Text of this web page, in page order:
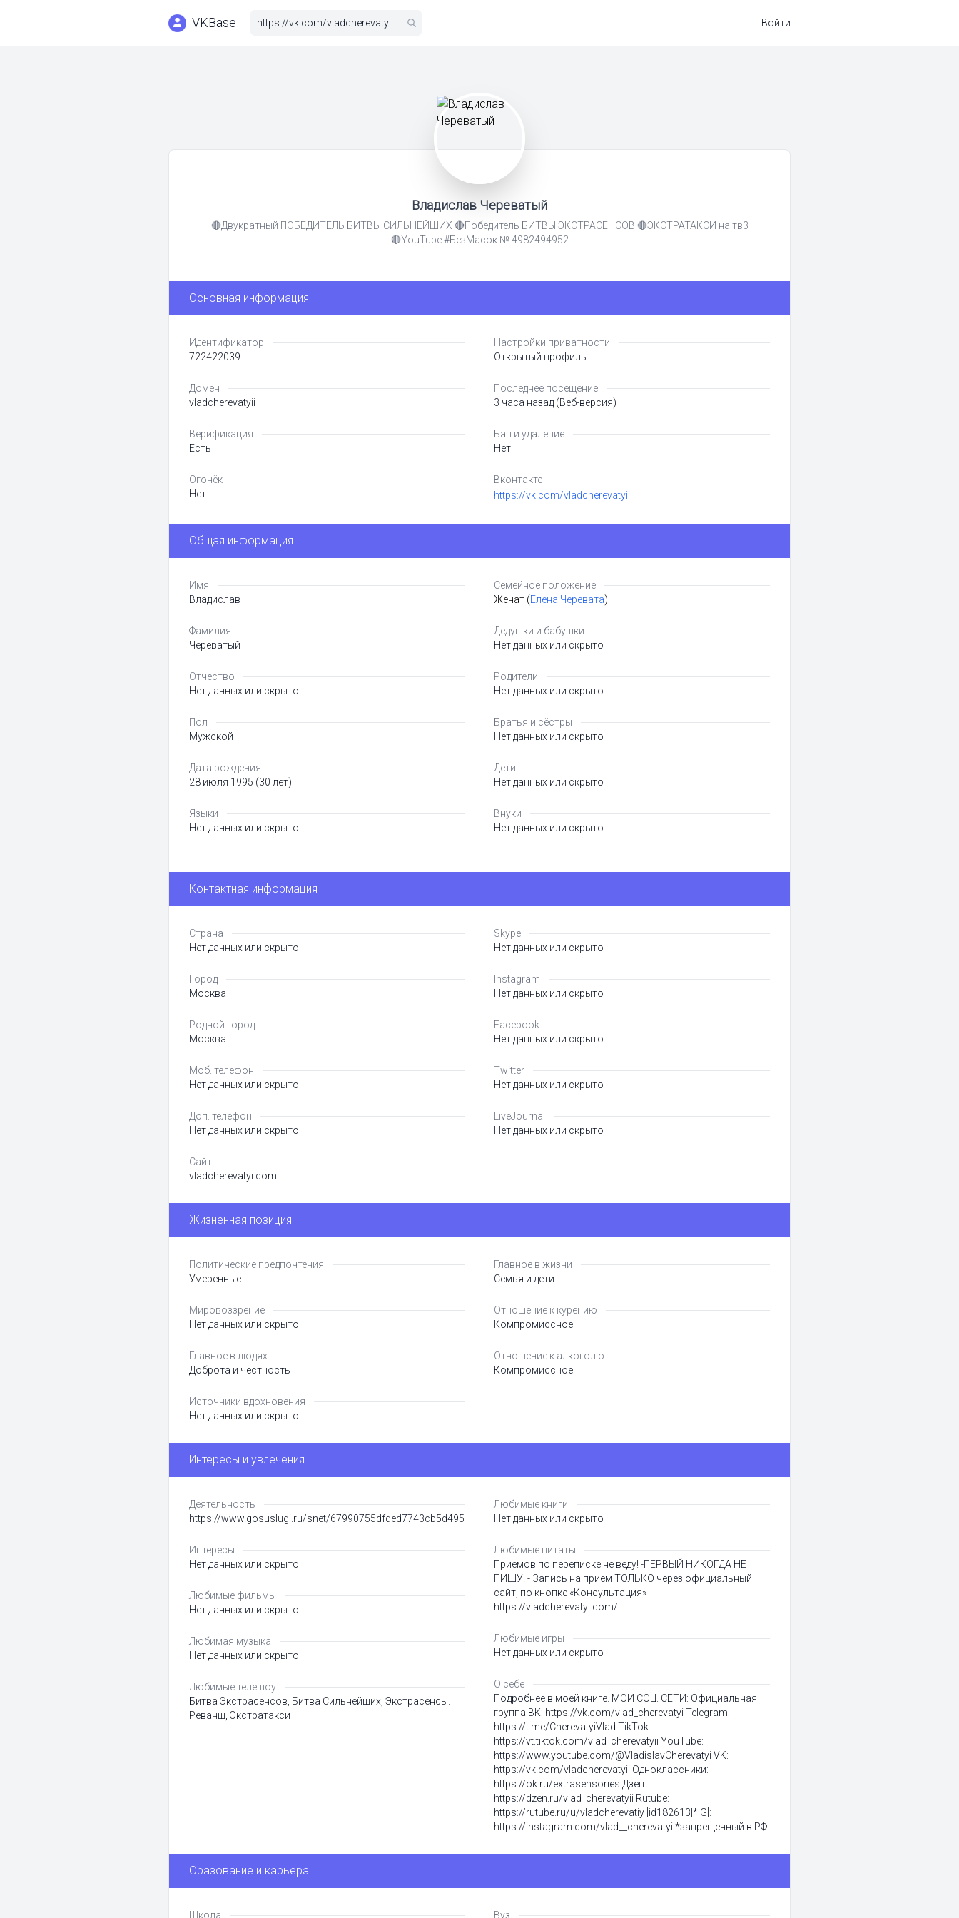
VKBase Войти
Владислав Череватый
🔴Двукратный ПОБЕДИТЕЛЬ БИТВЫ СИЛЬНЕЙШИХ 🔴Победитель БИТВЫ ЭКСТРАСЕНСОВ 🔴ЭКСТРАТАКСИ на тв3
🔴YouTube #БезМасок № 4982494952
Основная информация
Идентификатор
722422039
Домен
vladcherevatyii
Верификация
Есть
Огонёк
Нет
Настройки приватности
Открытый профиль
Последнее посещение
3 часа назад (Веб-версия)
Бан и удаление
Нет
Вконтакте
https://vk.com/vladcherevatyii
Общая информация
Имя
Владислав
Фамилия
Череватый
Отчество
Нет данных или скрыто
Пол
Мужской
Дата рождения
28 июля 1995 (30 лет)
Языки
Нет данных или скрыто
Семейное положение
Женат (Елена Черевата)
Дедушки и бабушки
Нет данных или скрыто
Родители
Нет данных или скрыто
Братья и сёстры
Нет данных или скрыто
Дети
Нет данных или скрыто
Внуки
Нет данных или скрыто
Контактная информация
Страна
Нет данных или скрыто
Город
Москва
Родной город
Москва
Моб. телефон
Нет данных или скрыто
Доп. телефон
Нет данных или скрыто
Сайт
vladcherevatyi.com
Skype
Нет данных или скрыто
Instagram
Нет данных или скрыто
Facebook
Нет данных или скрыто
Twitter
Нет данных или скрыто
LiveJournal
Нет данных или скрыто
Жизненная позиция
Политические предпочтения
Умеренные
Мировоззрение
Нет данных или скрыто
Главное в людях
Доброта и честность
Источники вдохновения
Нет данных или скрыто
Главное в жизни
Семья и дети
Отношение к курению
Компромиссное
Отношение к алкоголю
Компромиссное
Интересы и увлечения
Деятельность
https://www.gosuslugi.ru/snet/67990755dfded7743cb5d495
Интересы
Нет данных или скрыто
Любимые фильмы
Нет данных или скрыто
Любимая музыка
Нет данных или скрыто
Любимые телешоу
Битва Экстрасенсов, Битва Сильнейших, Экстрасенсы.
Реванш, Экстратакси
Любимые книги
Нет данных или скрыто
Любимые цитаты
Приемов по переписке не веду! -ПЕРВЫЙ НИКОГДА НЕ
ПИШУ! - Запись на прием ТОЛЬКО через официальный
сайт, по кнопке «Консультация»
https://vladcherevatyi.com/
Любимые игры
Нет данных или скрыто
О себе
Подробнее в моей книге. МОИ СОЦ. СЕТИ: Официальная
группа ВК: https://vk.com/vlad_cherevatyi Telegram:
https://t.me/CherevatyiVlad TikTok:
https://vt.tiktok.com/vlad_cherevatyii YouTube:
https://www.youtube.com/@VladislavCherevatyi VK:
https://vk.com/vladcherevatyii Одноклассники:
https://ok.ru/extrasensories Дзен:
https://dzen.ru/vlad_cherevatyii Rutube:
https://rutube.ru/u/vladcherevatiy [id182613|*IG]:
https://instagram.com/vlad__cherevatyi *запрещенный в РФ
Оразование и карьера
Школа Вуз